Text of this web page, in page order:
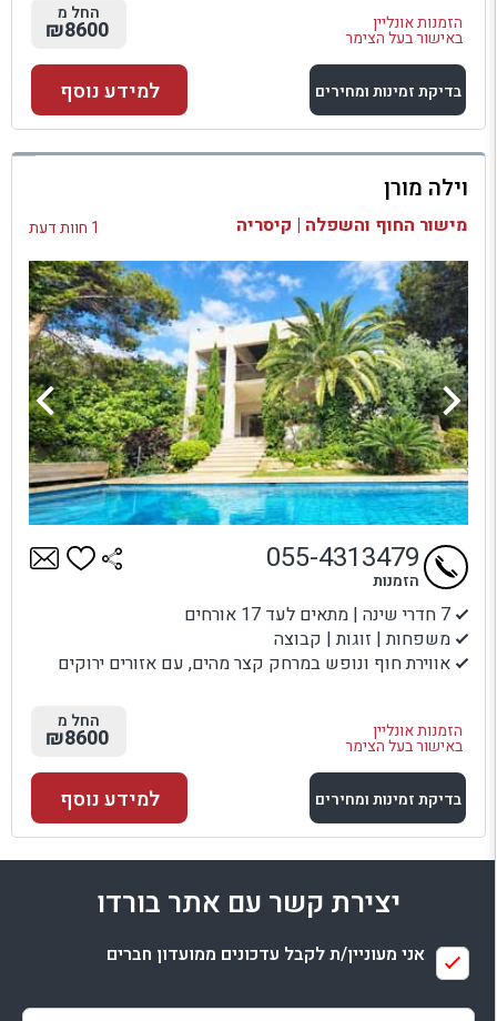
הזמנות אונליין
באישור בעל הצימר
החל מ
₪8600
בדיקת זמינות ומחירים
למתחם זה
בדיקת זמינות ומחירים
למידע נוסף
וילה מורן
מישור החוף והשפלה | קיסריה 1 חוות דעת
7 חדרי שינה | מתאים לעד 17 אורחים
משפחות | זוגות | קבוצה
אווירת חוף ונופש במרחק קצר מהים, עם אזורים ירוקים
הזמנות אונליין
באישור בעל הצימר
055-4313479
הזמנות
החל מ
₪8600
בדיקת זמינות ומחירים
למתחם זה
בדיקת זמינות ומחירים
למידע נוסף
יצירת קשר עם אתר בורדו
אני מעוניין/ת לקבל עדכונים ממועדון חברים